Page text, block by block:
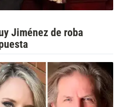
Jiménez de roba